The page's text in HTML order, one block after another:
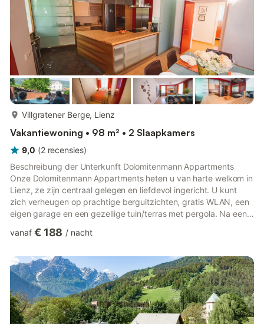
Villgratener Berge, Lienz
Vakantiewoning • 98 m² • 2 Slaapkamers
9,0 (2 recensies)
Beschreibung der Unterkunft Dolomitenmann Appartments
Onze Dolomitenmann Appartments heten u van harte welkom in
Lienz, ze zijn centraal gelegen en liefdevol ingericht. U kunt
zich verheugen op prachtige berguitzichten, gratis WLAN, een
eigen garage en een gezellige tuin/terras met pergola. Na een
afsluiten in de gemeenschappelijke tuin/pergola met open
voet bereikbaar is. In slechts 3 minuten lopen bereikt u de oude
binnenstad van Lienz en kunt u daar ontspannen flaneren o...
vanaf € 188 / nacht